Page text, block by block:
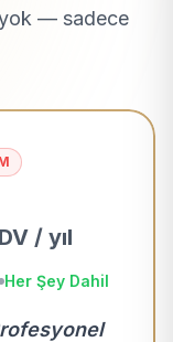
— sadece
/ yıl
Her Şey Dahil